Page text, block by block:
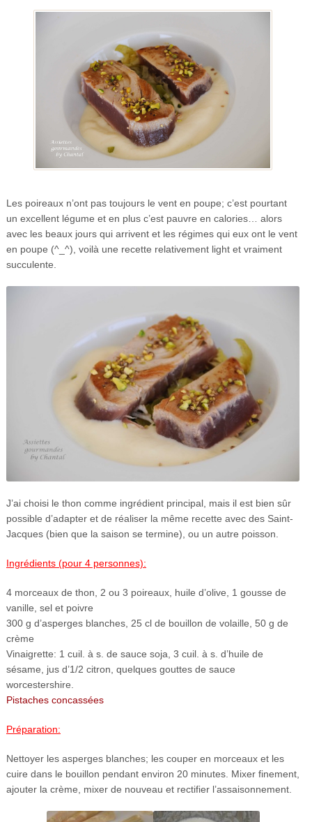
Les poireaux n’ont pas toujours le vent en poupe; c’est pourtant
un excellent légume et en plus c’est pauvre en calories… alors
avec les beaux jours qui arrivent et les régimes qui eux ont le vent
en poupe (^_^), voilà une recette relativement light et vraiment
succulente.
J’ai choisi le thon comme ingrédient principal, mais il est bien sûr
possible d’adapter et de réaliser la même recette avec des Saint-
Jacques (bien que la saison se termine), ou un autre poisson.
Ingrédients (pour 4 personnes):
4 morceaux de thon, 2 ou 3 poireaux, huile d’olive, 1 gousse de
vanille, sel et poivre
300 g d’asperges blanches, 25 cl de bouillon de volaille, 50 g de
crème
Vinaigrette: 1 cuil. à s. de sauce soja, 3 cuil. à s. d’huile de
sésame, jus d’1/2 citron, quelques gouttes de sauce
worcestershire.
Pistaches concassées
Préparation:
Nettoyer les asperges blanches; les couper en morceaux et les
cuire dans le bouillon pendant environ 20 minutes. Mixer finement,
ajouter la crème, mixer de nouveau et rectifier l’assaisonnement.